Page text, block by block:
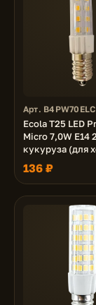
Арт. B4PW70ELC
Ecola T25 LED
Micro 7,0W E14
кукуруза (для
шв. машинки и
mm
136 ₽